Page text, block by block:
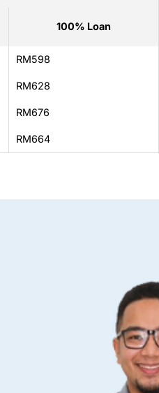
100% Loan
RM598
RM628
RM676
RM664